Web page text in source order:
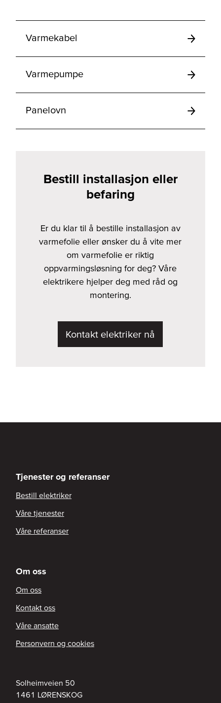
Varmekabel
Varmepumpe
Panelovn
Bestill installasjon eller
befaring
Er du klar til å bestille installasjon av
varmefolie eller ønsker du å vite mer
om varmefolie er riktig
oppvarmingsløsning for deg? Våre
elektrikere hjelper deg med råd og
montering.
Kontakt elektriker nå
Solheimveien 50
1461 LØRENSKOG
Tjenester og referanser
Bestill elektriker
Våre tjenester
Våre referanser
Om oss
Om oss
Kontakt oss
Våre ansatte
Personvern og cookies